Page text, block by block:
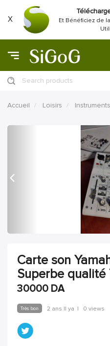
X
Et Bénéficiez de
Search products
Accueil Loisirs
Carte son
Superbe qualité
30000 DA
Très bon 2 ans Il ya | 0 views